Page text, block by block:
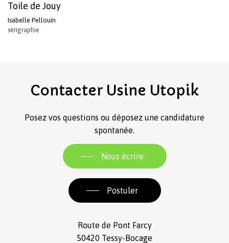
Toile de Jouy
Isabelle Pellouin
sérigraphie
Contacter Usine Utopik
Posez vos questions ou déposez une candidature
spontanée.
Nous écrire
Postuler
Route de Pont Farcy
50420 Tessy-Bocage